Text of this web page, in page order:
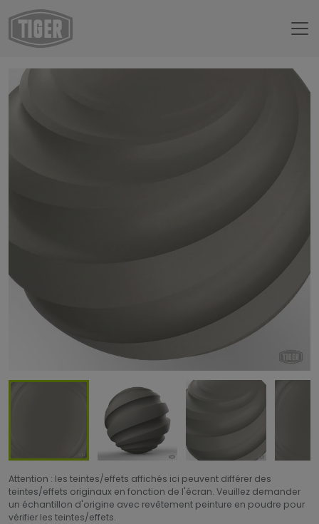
Boutique en ligne
Attention : les teintes/effets affichés ici peuvent différer des
teintes/effets originaux en fonction de l'écran. Veuillez demander
un échantillon d'origine avec revêtement peinture en poudre pour
vérifier les teintes/effets.